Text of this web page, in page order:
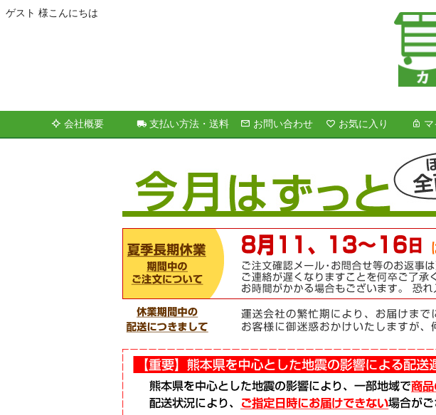
ゲスト 様こんにちは
会社概要 支払い方法・送料 お問い合わせ お気に入り